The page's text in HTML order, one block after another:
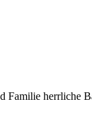
herrliche